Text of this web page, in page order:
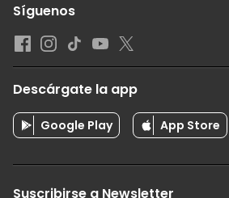
Síguenos
Descárgate la app
Google Play App Store
Suscribirse a Newsletter